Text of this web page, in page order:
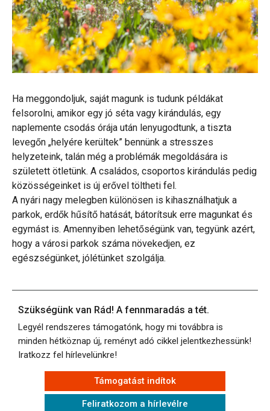
Ha meggondoljuk, saját magunk is tudunk példákat
felsorolni, amikor egy jó séta vagy kirándulás, egy
naplemente csodás órája után lenyugodtunk, a tiszta
levegőn „helyére kerültek” bennünk a stresszes
helyzeteink, talán még a problémák megoldására is
született ötletünk. A családos, csoportos kirándulás pedig
közösségeinket is új erővel töltheti fel.
A nyári nagy melegben különösen is kihasználhatjuk a
parkok, erdők hűsítő hatását, bátorítsuk erre magunkat és
egymást is. Amennyiben lehetőségünk van, tegyünk azért,
hogy a városi parkok száma növekedjen, ez
egészségünket, jólétünket szolgálja.
Szükségünk van Rád! A fennmaradás a tét.
Legyél rendszeres támogatónk, hogy mi továbbra is
minden hétköznap új, reményt adó cikkel jelentkezhessünk!
Iratkozz fel hírlevelünkre!
Támogatást indítok
Feliratkozom a hírlevélre